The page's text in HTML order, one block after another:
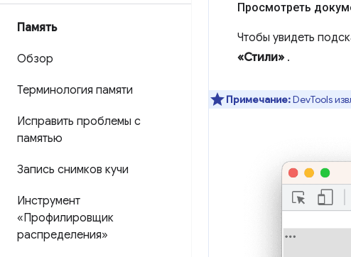
Память
Обзор
Терминология памяти
Исправить проблемы с
памятью
Запись снимков кучи
Инструмент
«Профилировщик
распределения»
Просмотреть
Чтобы увидеть
«Стили» .
Примечание:DevTools